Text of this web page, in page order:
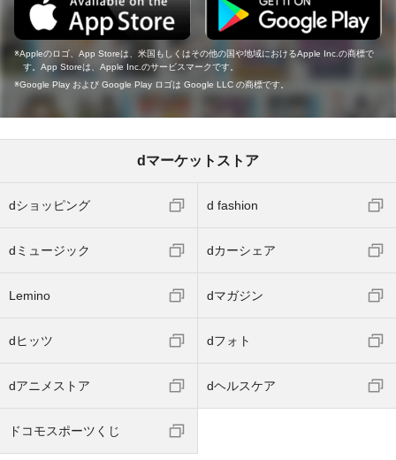
Appleのロゴ、App Storeは、米国もしくはその他の国や地域におけるApple Inc.の商標で
す。App Storeは、Apple Inc.のサービスマークです。
Google Play および Google Play ロゴは Google LLC の商標です。
dマーケットストア
dショッピング d fashion
dミュージック dカーシェア
Lemino dマガジン
dヒッツ dフォト
dアニメストア dヘルスケア
ドコモスポーツくじ